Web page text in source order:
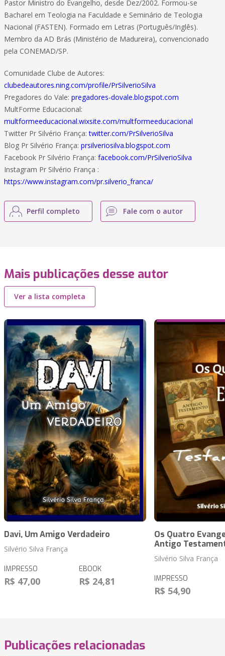
Pastor Ministro do Evangelho, desde Dez/2002. Formou-se
Bacharel em Teologia na Faculdade e Seminário de Teologia
Nacional (FASTEN). Formado em Letras (Português/Inglês).
Membro da AD Brás (Ministério de Madureira), convencionado
pela CONEMAD/SP.
Comunidade Clube de Autores:
clubedeautores.ning.com/profile/PrSilverioSilva
Pregadores do Vale: pregadores-dovale.blogspot.com
MultForme Educacional:
multformeeducacional.wixsite.com/multformeeducacional
Twitter Pr Silvério França:twitter.com/PrSilverioSilva
Blog Pr Silvério França: prsilveriosilva.blogspot.com
Facebook Pr Silvério França: facebook.com/PrSilverioSilva
Instagram Pr Silvério França :
https://www.instagram.com/pr.silverio_franca/
Perfil completo Fale com o autor
Mais publicações desse autor
Ver a lista completa
Davi, Um Amigo Verdadeiro
Silvério Silva França
IMPRESSO
R$ 47,00
EBOOK
R$ 24,81
Os Quatro
Antigo
Silvério Silva França
IMPRESSO
R$ 54,90
Publicações relacionadas